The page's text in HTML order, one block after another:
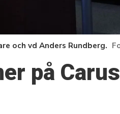
och vd Anders Rundberg.
på Carus